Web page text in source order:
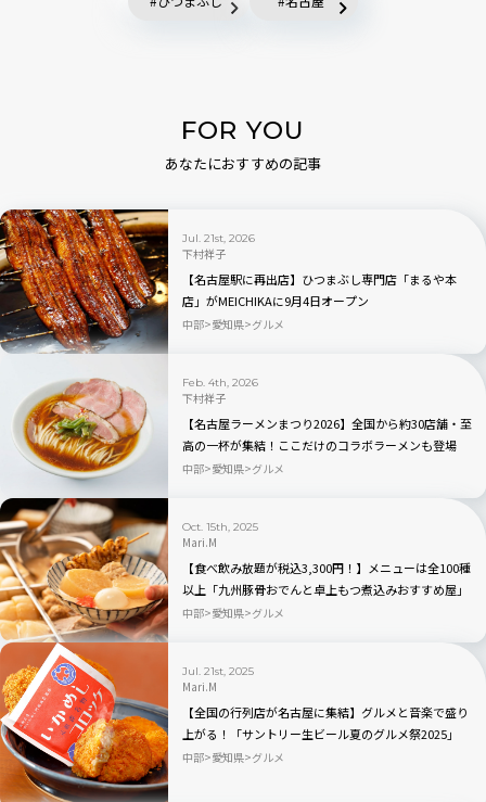
FOR YOU
あなたにおすすめの記事
Jul. 21st, 2026
下村祥子
【名古屋駅に再出店】ひつまぶし専門店「まるや本
店」がMEICHIKAに9月4日オープン
中部 愛知県 グルメ
Feb. 4th, 2026
下村祥子
【名古屋ラーメンまつり2026】全国から約30店舗・至
高の一杯が集結！ここだけのコラボラーメンも登場
中部 愛知県 グルメ
Oct. 15th, 2025
Mari.M
【食べ飲み放題が税込3,300円！】メニューは全100種
以上「九州豚骨おでんと卓上もつ煮込みおすすめ屋」
｜愛知県名古屋市
中部 愛知県 グルメ
Jul. 21st, 2025
Mari.M
【全国の行列店が名古屋に集結】グルメと音楽で盛り
上がる！「サントリー生ビール夏のグルメ祭2025」
中部 愛知県 グルメ